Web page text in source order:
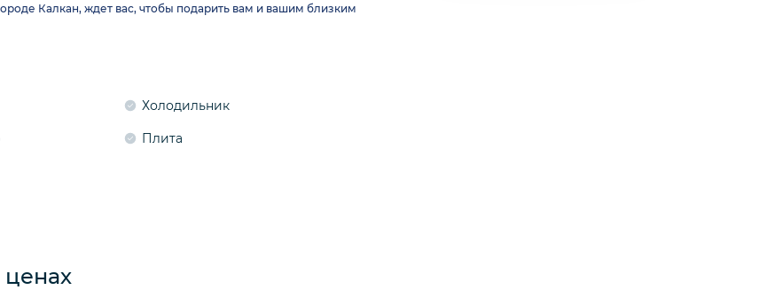
Калкан, ждет вас, чтобы подарить вам и вашим близким
Холодильник
Плита